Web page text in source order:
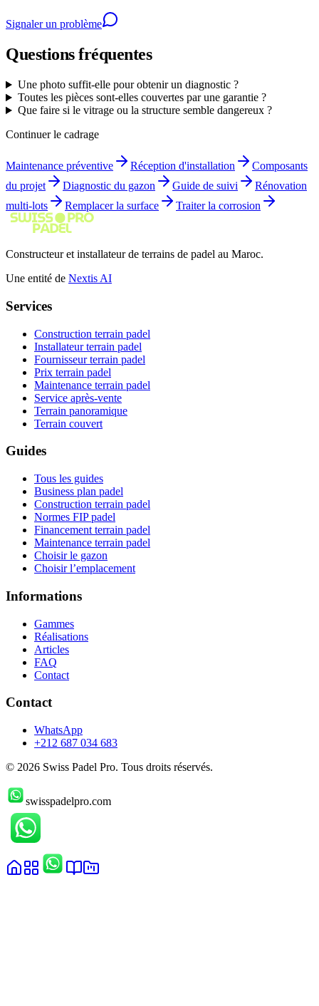
Signaler un problème
Questions fréquentes
Une photo suffit-elle pour obtenir un diagnostic ?
Toutes les pièces sont-elles couvertes par une garantie ?
Que faire si le vitrage ou la structure semble dangereux ?
Continuer le cadrage
Maintenance préventive Réception d'installation
Composants
du projet
Diagnostic du gazon Guide de suivi
Rénovation
multi-lots
Remplacer la surface Traiter la corrosion
Constructeur et installateur de terrains de padel au Maroc.
Une entité de Nextis AI
Services
Construction terrain padel
Installateur terrain padel
Fournisseur terrain padel
Prix terrain padel
Maintenance terrain padel
Service après-vente
Terrain panoramique
Terrain couvert
Guides
Tous les guides
Business plan padel
Construction terrain padel
Normes FIP padel
Financement terrain padel
Maintenance terrain padel
Choisir le gazon
Choisir l’emplacement
Informations
Gammes
Réalisations
Articles
FAQ
Contact
Contact
WhatsApp
+212 687 034 683
© 2026 Swiss Padel Pro. Tous droits réservés.
swisspadelpro.com